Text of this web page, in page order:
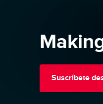
Suscríbete